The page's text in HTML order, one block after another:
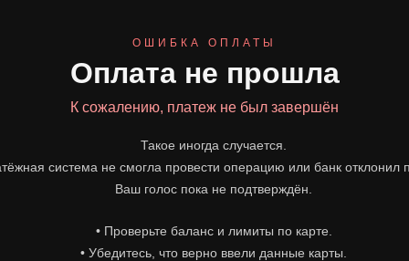
ОШИБКА ОПЛАТЫ
Оплата не прошла
К сожалению, платеж не был завершён
Такое иногда случается.
система не смогла провести операцию или банк отклонил
Ваш голос пока не подтверждён.
• Проверьте баланс и лимиты по карте.
• Убедитесь, что верно ввели данные карты.